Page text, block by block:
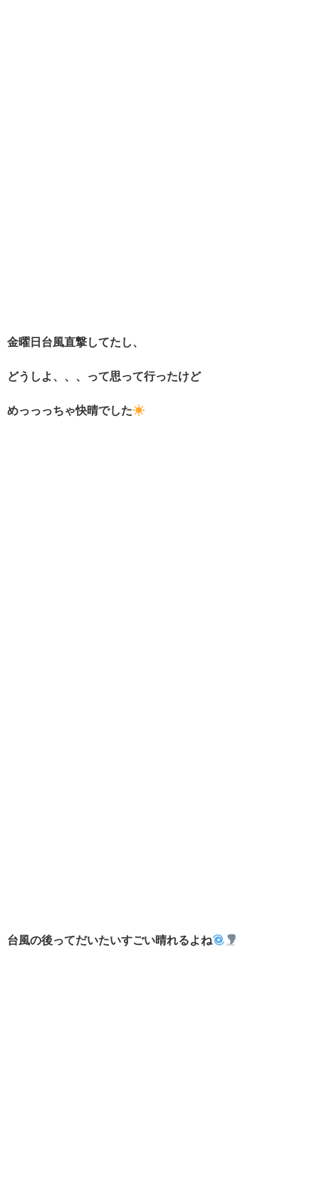
金曜日台風直撃してたし、
どうしよ、、、って思って行ったけど
めっっっちゃ快晴でした
台風の後ってだいたいすごい晴れるよね